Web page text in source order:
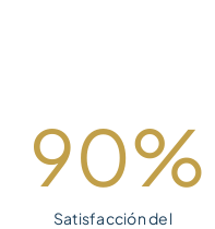
90%
Satisfacción del